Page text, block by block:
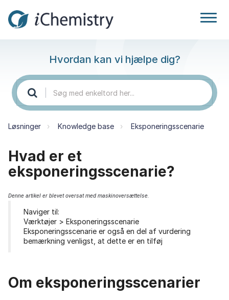
Hvordan kan vi hjælpe dig?
Løsninger Knowledge base Eksponeringsscenarie
Hvad er et
eksponeringsscenarie?
Denne artikel er blevet oversat med maskinoversættelse.
Naviger til:
Værktøjer > Eksponeringsscenarie
Eksponeringsscenarie er også en del af vurdering
bemærkning venligst, at dette er en tilføj
Om eksponeringsscenarier